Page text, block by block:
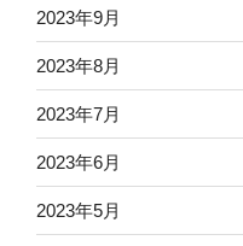
2023年9月
2023年8月
2023年7月
2023年6月
2023年5月